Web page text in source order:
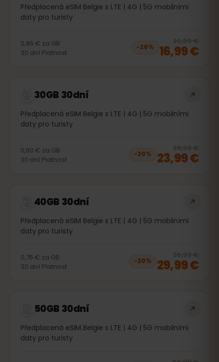
Předplacená eSIM Belgie s LTE | 4G | 5G mobilními
daty pro turisty
0,85 € za GB
30 dní Platnost
−20%
20,99 €
16,99 €
30GB 30dní
Předplacená eSIM Belgie s LTE | 4G | 5G mobilními
daty pro turisty
0,80 € za GB
30 dní Platnost
−20%
29,99 €
23,99 €
40GB 30dní
Předplacená eSIM Belgie s LTE | 4G | 5G mobilními
daty pro turisty
0,75 € za GB
30 dní Platnost
−20%
36,99 €
29,99 €
50GB 30dní
Předplacená eSIM Belgie s LTE | 4G | 5G mobilními
daty pro turisty